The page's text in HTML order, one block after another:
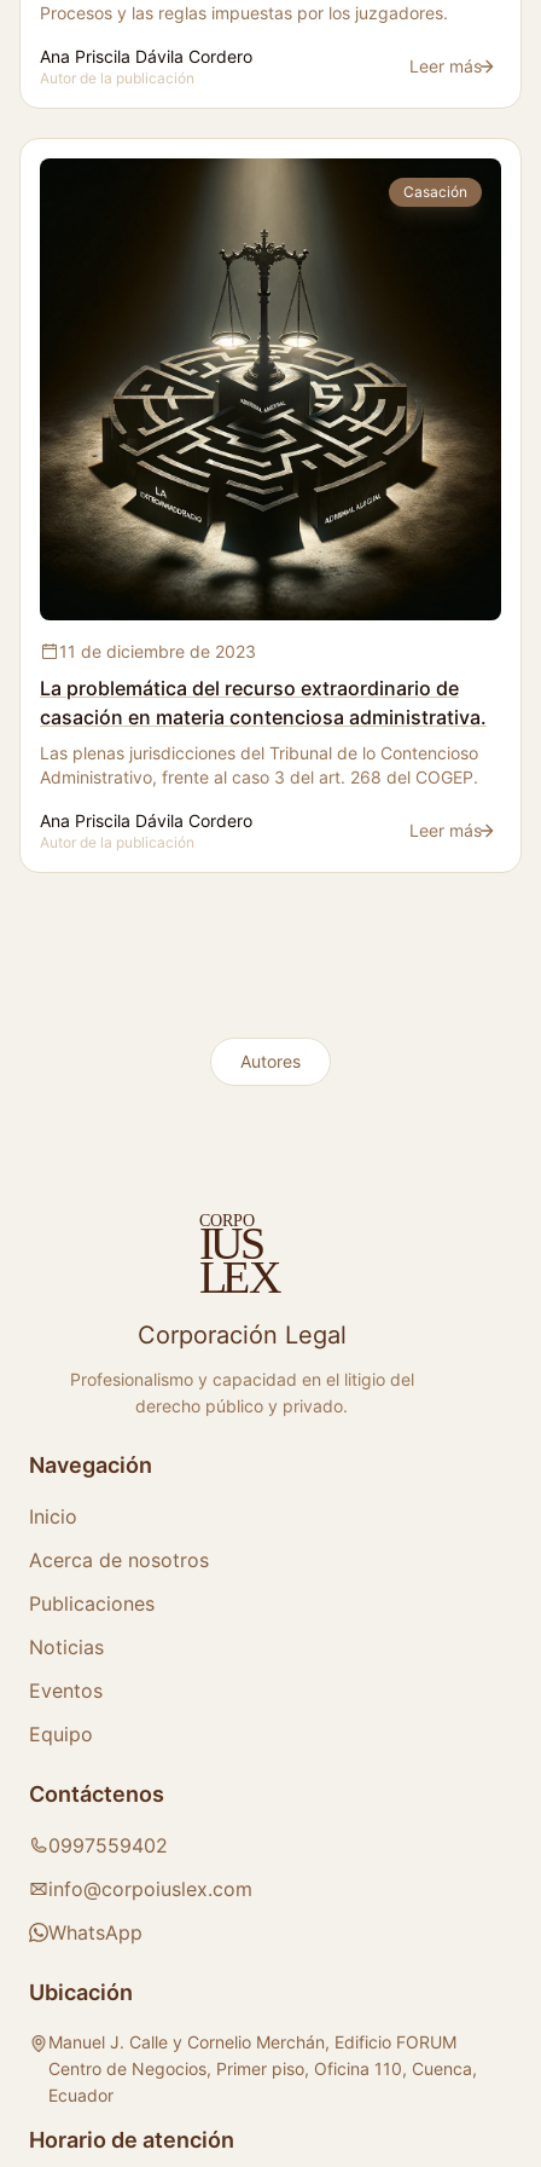
Procesos y las reglas impuestas por los juzgadores.
Ana Priscila Dávila Cordero
Autor de la publicación El Código
Leer más
Casación
11 de diciembre de 2023
La problemática del recurso extraordinario de
casación en materia contenciosa administrativa.
Las plenas jurisdicciones del Tribunal de lo Contencioso
Administrativo, frente al caso 3 del art. 268 del COGEP.
Ana Priscila Dávila Cordero
Autor de la publicación La
Leer más
Autores
US
I
LEX
CORPO
Corporación Legal
Profesionalismo y capacidad en el litigio del
derecho público y privado.
Navegación
Inicio
Acerca de nosotros
Publicaciones
Noticias
Eventos
Equipo
Contáctenos
0997559402
info@corpoiuslex.com
WhatsApp
Ubicación
Manuel J. Calle y Cornelio Merchán, Edificio FORUM
Centro de Negocios, Primer piso, Oficina 110, Cuenca,
Ecuador
Horario de atención